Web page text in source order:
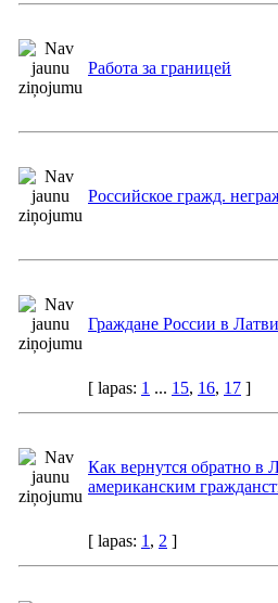
Работа за границей
Российское гражд.
Граждане России в
[ lapas: 1 ... 15, 16, 17 ]
Как вернутся обратно в
американским
[ lapas: 1 , 2 ]